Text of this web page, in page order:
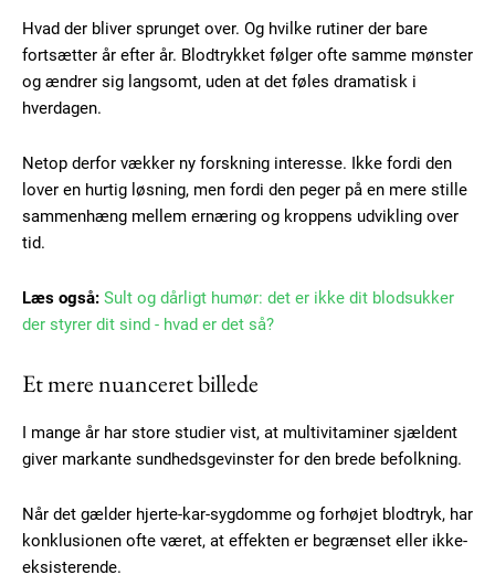
Hvad der bliver sprunget over. Og hvilke rutiner der bare
fortsætter år efter år. Blodtrykket følger ofte samme mønster
og ændrer sig langsomt, uden at det føles dramatisk i
hverdagen.
Netop derfor vækker ny forskning interesse. Ikke fordi den
lover en hurtig løsning, men fordi den peger på en mere stille
sammenhæng mellem ernæring og kroppens udvikling over
tid.
Læs også: Sult og dårligt humør: det er ikke dit blodsukker
der styrer dit sind - hvad er det så?
Et mere nuanceret billede
I mange år har store studier vist, at multivitaminer sjældent
giver markante sundhedsgevinster for den brede befolkning.
Når det gælder hjerte-kar-sygdomme og forhøjet blodtryk, har
konklusionen ofte været, at effekten er begrænset eller ikke-
eksisterende.